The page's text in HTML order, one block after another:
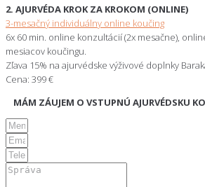
2. AJURVÉDA KROK ZA KROKOM (ONLINE)
3-mesačný individuálny online koučing
6x 60 min. online konzultácií (2x mesačne),
mesiacov koučingu.
Zľava 15% na ajurvédske výživové doplnky
Cena: 399 €
MÁM ZÁUJEM O VSTUPNÚ AJURVÉDSKU